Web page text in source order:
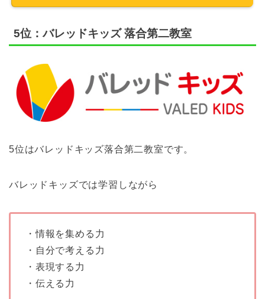
5位：バレッドキッズ 落合第二教室
5位はバレッドキッズ落合第二教室です。
バレッドキッズでは学習しながら
・情報を集める力
・自分で考える力
・表現する力
・伝える力